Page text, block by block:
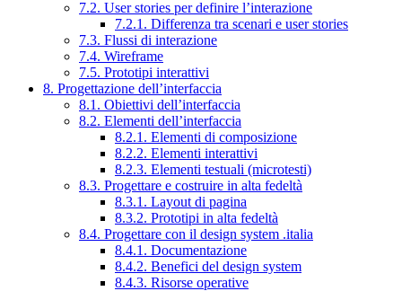
7.2. User stories per definire l’interazione
7.2.1. Differenza tra scenari e user stories
7.3. Flussi di interazione
7.4. Wireframe
7.5. Prototipi interattivi
8. Progettazione dell’interfaccia
8.1. Obiettivi dell’interfaccia
8.2. Elementi dell’interfaccia
8.2.1. Elementi di composizione
8.2.2. Elementi interattivi
8.2.3. Elementi testuali (microtesti)
8.3. Progettare e costruire in alta fedeltà
8.3.1. Layout di pagina
8.3.2. Prototipi in alta fedeltà
8.4. Progettare con il design system .italia
8.4.1. Documentazione
8.4.2. Benefici del design system
8.4.3. Risorse operative